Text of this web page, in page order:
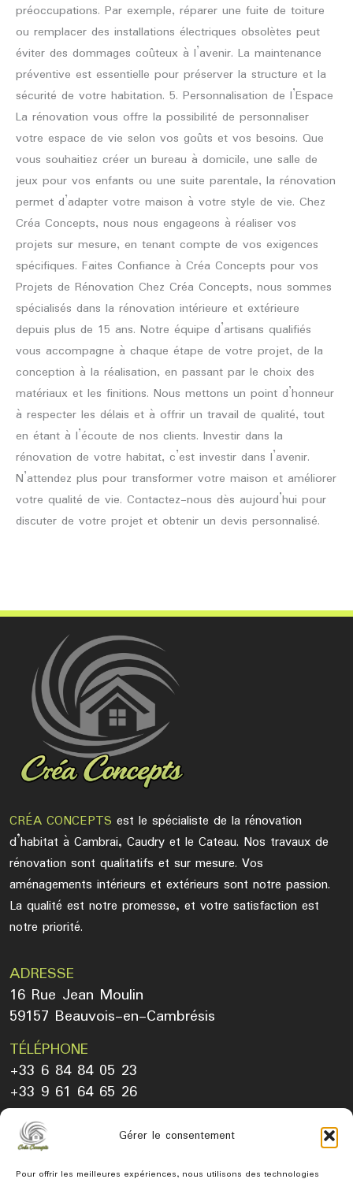
Gérer le consentement
Pour offrir les meilleures expériences, nous utilisons des technologies
préoccupations. Par exemple, réparer une fuite de toiture
ou remplacer des installations électriques obsolètes peut
éviter des dommages coûteux à l’avenir. La maintenance
préventive est essentielle pour préserver la structure et la
sécurité de votre habitation. 5. Personnalisation de l’Espace
La rénovation vous offre la possibilité de personnaliser
votre espace de vie selon vos goûts et vos besoins. Que
vous souhaitiez créer un bureau à domicile, une salle de
jeux pour vos enfants ou une suite parentale, la rénovation
permet d’adapter votre maison à votre style de vie. Chez
Créa Concepts, nous nous engageons à réaliser vos
projets sur mesure, en tenant compte de vos exigences
spécifiques. Faites Confiance à Créa Concepts pour vos
Projets de Rénovation Chez Créa Concepts, nous sommes
spécialisés dans la rénovation intérieure et extérieure
depuis plus de 15 ans. Notre équipe d’artisans qualifiés
vous accompagne à chaque étape de votre projet, de la
conception à la réalisation, en passant par le choix des
matériaux et les finitions. Nous mettons un point d’honneur
à respecter les délais et à offrir un travail de qualité, tout
en étant à l’écoute de nos clients. Investir dans la
rénovation de votre habitat, c’est investir dans l’avenir.
N’attendez plus pour transformer votre maison et améliorer
votre qualité de vie. Contactez-nous dès aujourd’hui pour
discuter de votre projet et obtenir un devis personnalisé.
CRÉA CONCEPTS est le spécialiste de la rénovation
d’habitat à Cambrai, Caudry et le Cateau. Nos travaux de
rénovation sont qualitatifs et sur mesure. Vos
aménagements intérieurs et extérieurs sont notre passion.
La qualité est notre promesse, et votre satisfaction est
notre priorité.
ADRESSE
16 Rue Jean Moulin
59157 Beauvois-en-Cambrésis
TÉLÉPHONE
+33 6 84 84 05 23
+33 9 61 64 65 26
EMAIL
renovation@creaconcepts.fr